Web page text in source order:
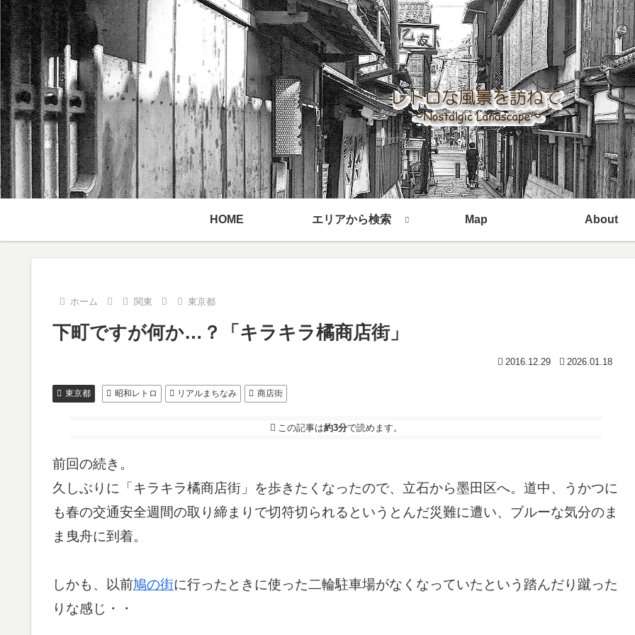
HOME エリアから検索 Map About
ホーム 関東 東京都
下町ですが何か…？「キラキラ橘商店街」
2016.12.29 2026.01.18
東京都 昭和レトロ リアルまちなみ 商店街
この記事は約3分で読めます。
前回の続き。
久しぶりに「キラキラ橘商店街」を歩きたくなったので、立石から墨田区へ。道中、うかつに
も春の交通安全週間の取り締まりで切符切られるというとんだ災難に遭い、ブルーな気分のま
ま曳舟に到着。
しかも、以前鳩の街に行ったときに使った二輪駐車場がなくなっていたという踏んだり蹴った
りな感じ・・